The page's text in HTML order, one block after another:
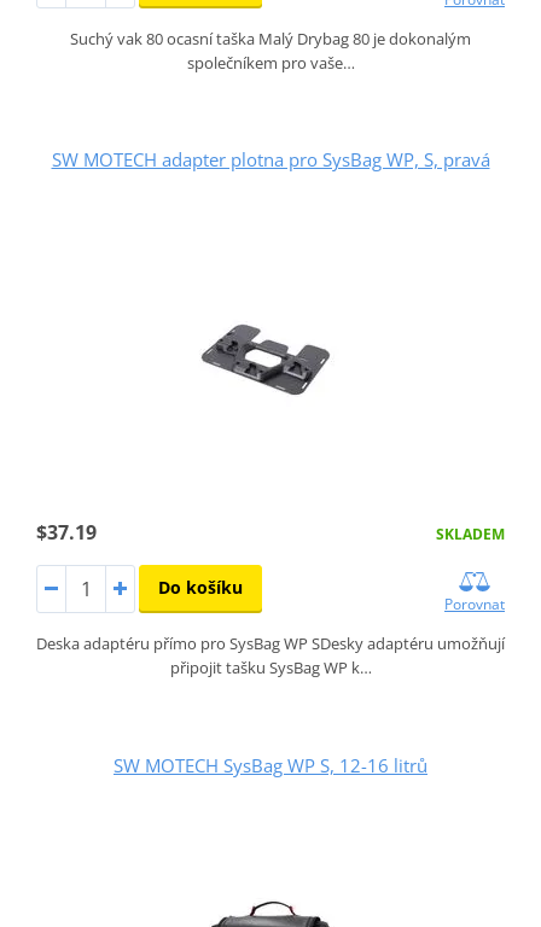
Suchý vak 80 ocasní taška Malý Drybag 80 je dokonalým
společníkem pro vaše…
SW MOTECH adapter plotna pro SysBag WP, S, pravá
$37.19 SKLADEM
Do košíku
Porovnat
Deska adaptéru přímo pro SysBag WP SDesky adaptéru umožňují
připojit tašku SysBag WP k…
SW MOTECH SysBag WP S, 12-16 litrů